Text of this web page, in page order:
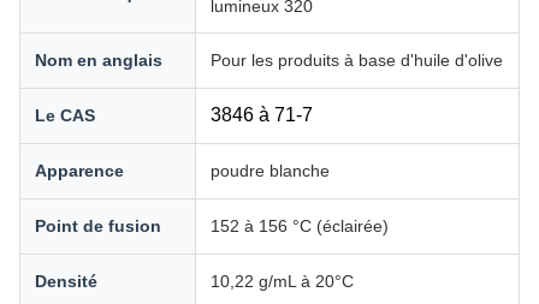
lumineux 320
Nom en anglais Pour les produits à base d'huile d'olive
Le CAS 3846 à 71-7
Apparence poudre blanche
Point de fusion 152 à 156 °C (éclairée)
Densité 10,22 g/mL à 20°C